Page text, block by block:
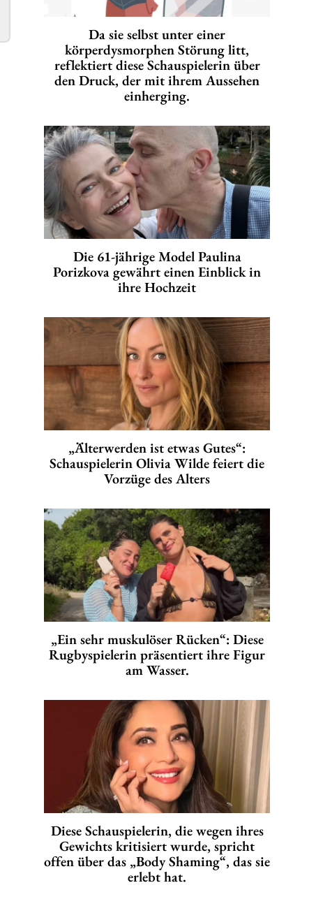
Da sie selbst unter einer
körperdysmorphen Störung litt,
reflektiert diese Schauspielerin über
den Druck, der mit ihrem Aussehen
einherging.
Die 61-jährige Model Paulina
Porizkova gewährt einen Einblick in
ihre Hochzeit
„Älterwerden ist etwas Gutes“:
Schauspielerin Olivia Wilde feiert die
Vorzüge des Alters
„Ein sehr muskulöser Rücken“: Diese
Rugbyspielerin präsentiert ihre Figur
am Wasser.
Diese Schauspielerin, die wegen ihres
Gewichts kritisiert wurde, spricht
offen über das „Body Shaming“, das sie
erlebt hat.